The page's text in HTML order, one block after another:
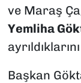
ve Maraş
Yemliha
Başkan